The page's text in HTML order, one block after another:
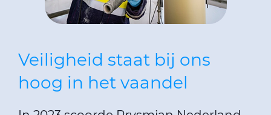
Veiligheid staat bij ons
hoog in het vaandel